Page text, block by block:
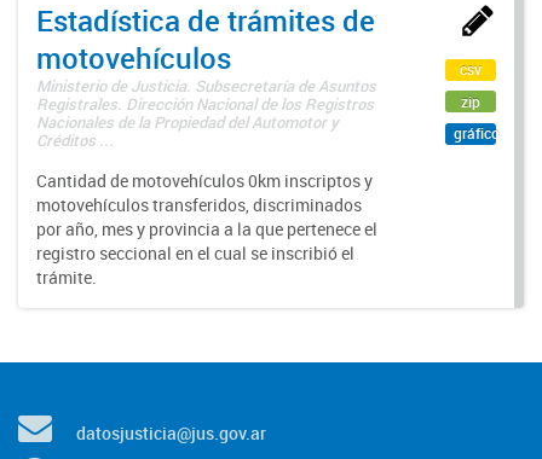
Estadística de trámites de
motovehículos
Ministerio de Justicia. Subsecretaría de Asuntos
Registrales. Dirección Nacional de los Registros
Nacionales de la Propiedad del Automotor y
Créditos ...
Cantidad de motovehículos 0km inscriptos y
motovehículos transferidos, discriminados
por año, mes y provincia a la que pertenece el
registro seccional en el cual se inscribió el
trámite.
csv
zip
gráfico
datosjusticia@jus.gov.ar